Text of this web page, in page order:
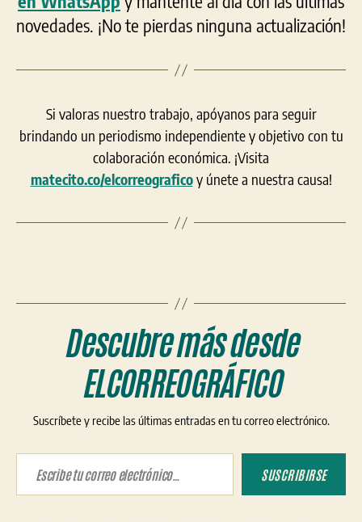
novedades. ¡No te pierdas ninguna actualización!
Si valoras nuestro trabajo, apóyanos para seguir
brindando un periodismo independiente y objetivo con tu
colaboración económica. ¡Visita
matecito.co/elcorreograficoy únete a nuestra causa!
Descubre más desde
ELCORREOGRÁFICO
Suscríbete y recibe las últimas entradas en tu correo electrónico.
Escribe tu correo electrónico…
SUSCRIBIRSE